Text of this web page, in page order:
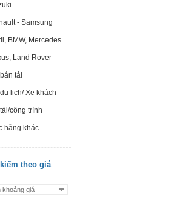
- Samsung
BMW, Mercedes
Land Rover
tải
lịch/ Xe khách
công trình
hãng khác
theo giá